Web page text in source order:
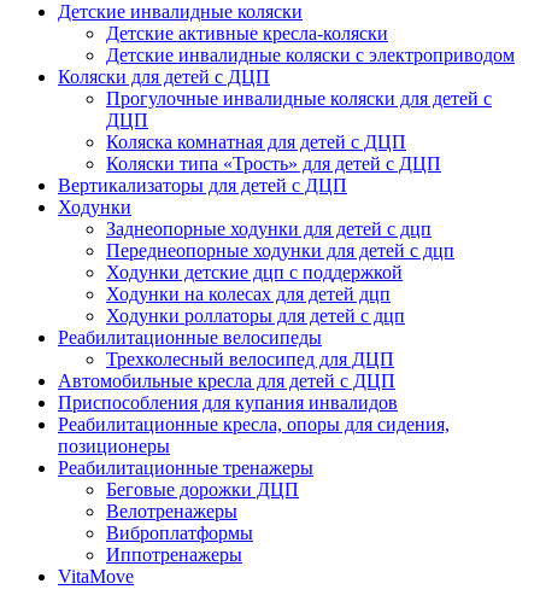
Детские инвалидные коляски
Детские активные кресла-коляски
Детские инвалидные коляски с электроприводом
Коляски для детей с ДЦП
Прогулочные инвалидные коляски для детей с
ДЦП
Коляска комнатная для детей с ДЦП
Коляски типа «Трость» для детей с ДЦП
Вертикализаторы для детей с ДЦП
Ходунки
Заднеопорные ходунки для детей с дцп
Переднеопорные ходунки для детей с дцп
Ходунки детские дцп с поддержкой
Ходунки на колесах для детей дцп
Ходунки роллаторы для детей с дцп
Реабилитационные велосипеды
Трехколесный велосипед для ДЦП
Автомобильные кресла для детей с ДЦП
Приспособления для купания инвалидов
Реабилитационные кресла, опоры для сидения,
позиционеры
Реабилитационные тренажеры
Беговые дорожки ДЦП
Велотренажеры
Виброплатформы
Иппотренажеры
VitaMove